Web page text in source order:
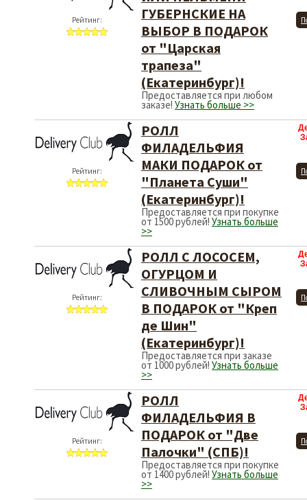
Рейтинг:
ГУБЕРНСКИЕ НА
ВЫБОР В ПОДАРОК
от "Царская
трапеза"
(Екатеринбург)!
Предоставляется при любом
заказе! Узнать больше >>
Рейтинг:
РОЛЛ
ФИЛАДЕЛЬФИЯ
МАКИ ПОДАРОК от
"Планета Суши"
(Екатеринбург)!
Предоставляется при покупке
от 1500 рублей! Узнать больше
>>
Рейтинг:
РОЛЛ С ЛОСОСЕМ,
ОГУРЦОМ И
СЛИВОЧНЫМ СЫРОМ
В ПОДАРОК от "Креп
де Шин"
(Екатеринбург)!
Предоставляется при заказе
от 1000 рублей! Узнать больше
>>
Рейтинг:
РОЛЛ
ФИЛАДЕЛЬФИЯ В
ПОДАРОК от "Две
Палочки" (СПБ)!
Предоставляется при покупке
от 1400 рублей! Узнать больше
>>